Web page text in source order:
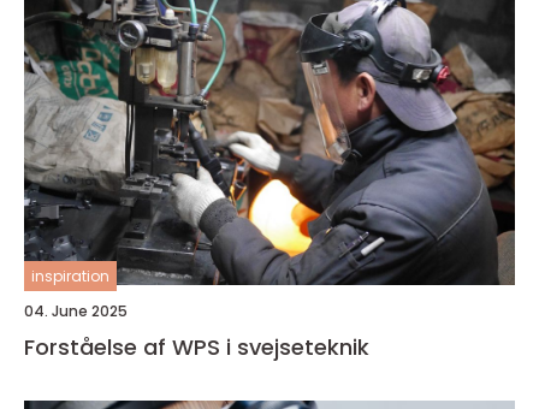
inspiration
04. June 2025
Forståelse af WPS i svejseteknik